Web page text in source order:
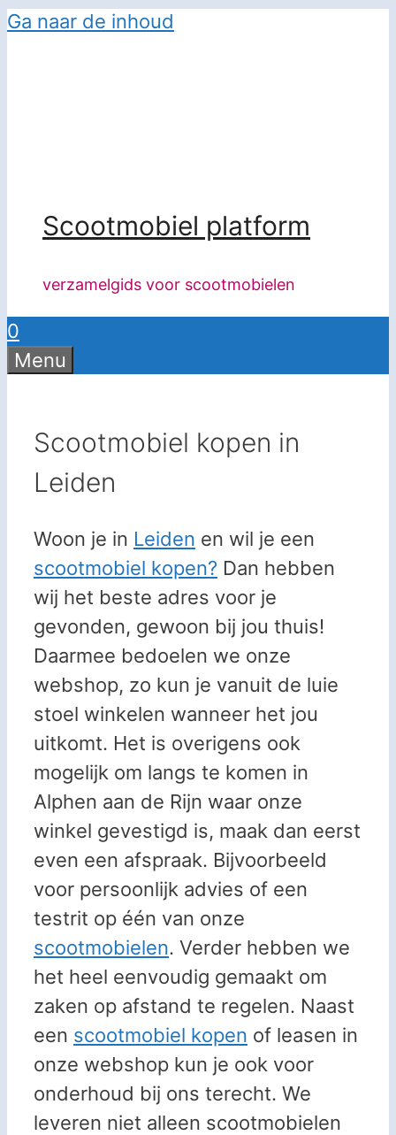
Ga naar de inhoud
Scootmobiel platform
verzamelgids voor scootmobielen
0
Menu
Scootmobiel kopen in
Leiden
Woon je in Leiden en wil je een
scootmobiel kopen? Dan hebben
wij het beste adres voor je
gevonden, gewoon bij jou thuis!
Daarmee bedoelen we onze
webshop, zo kun je vanuit de luie
stoel winkelen wanneer het jou
uitkomt. Het is overigens ook
mogelijk om langs te komen in
Alphen aan de Rijn waar onze
winkel gevestigd is, maak dan eerst
even een afspraak. Bijvoorbeeld
voor persoonlijk advies of een
testrit op één van onze
scootmobielen. Verder hebben we
het heel eenvoudig gemaakt om
zaken op afstand te regelen. Naast
een scootmobiel kopen of leasen in
onze webshop kun je ook voor
onderhoud bij ons terecht. We
leveren niet alleen scootmobielen